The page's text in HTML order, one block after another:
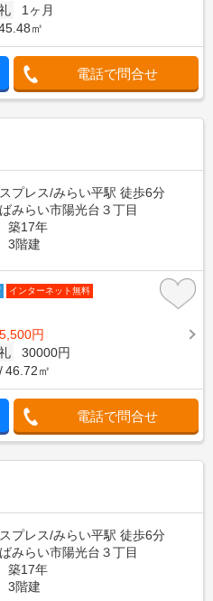
1ヶ月
㎡
電話で問合せ
プレス/みらい平駅 徒歩6分
みらい市陽光台３丁目
築17年
3階建
インターネット無料
円
30000円
46.72㎡
電話で問合せ
プレス/みらい平駅 徒歩6分
みらい市陽光台３丁目
築17年
3階建